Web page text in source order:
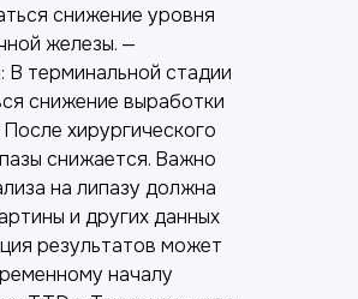
снижение уровня
железы. —
В терминальной стадии
снижение выработки
хирургического
снижается. Важно
на липазу должна
и других данных
результатов может
началу